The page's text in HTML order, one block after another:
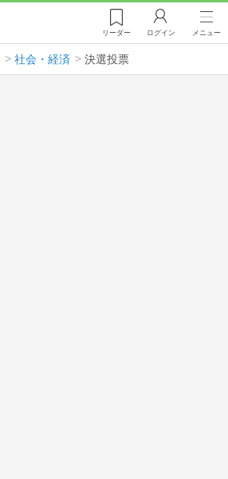
リーダー ログイン メニュー
社会・経済 決選投票